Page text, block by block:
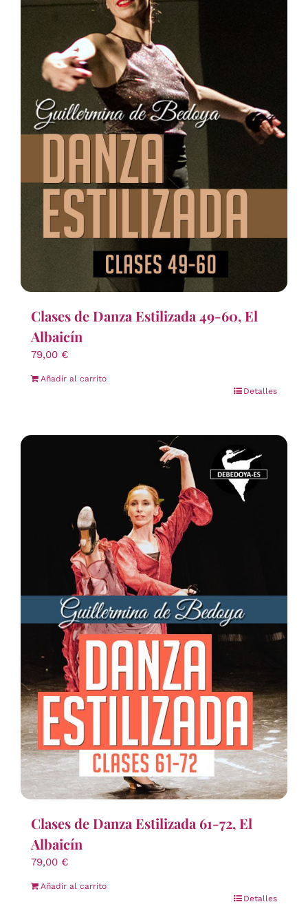
Clases de Danza Estilizada 49-60, El
Albaicín
79,00 €
Añadir al carrito
Detalles
Clases de Danza Estilizada 61-72, El
Albaicín
79,00 €
Añadir al carrito
Detalles